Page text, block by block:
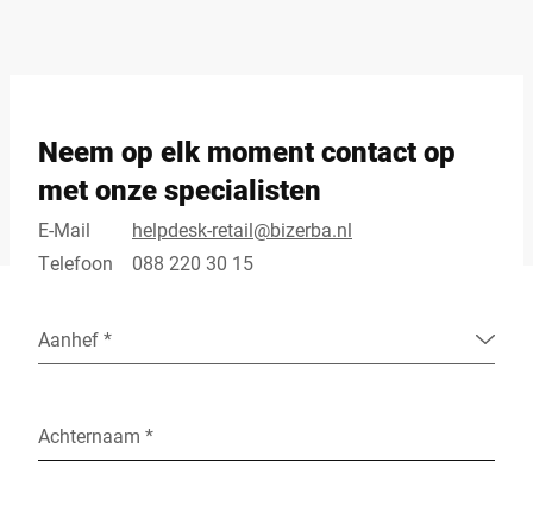
Neem op elk moment contact op
met onze specialisten
E-Mail
helpdesk-retail@bizerba.nl
Telefoon
088 220 30 15
Aanhef *
Achternaam *